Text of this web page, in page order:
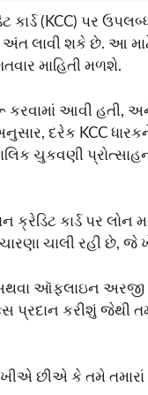
(KCC) પર ઉપલબ્ધ
લાવી શકે છે. આ
માહિતી મળશે.
કરવામાં આવી
દરેક KCC
ચુકવણી
કાર્ડ પર લોન
ચાલી રહી છે, જે
ઑફલાઇન અરજી
કરીશું જેથી
છીએ કે તમે તમારાં